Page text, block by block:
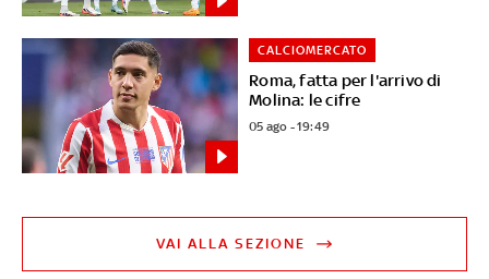
Roma, fatta per l'arrivo di
Molina: le cifre
CALCIOMERCATO
05 ago - 19:49
VAI ALLA SEZIONE